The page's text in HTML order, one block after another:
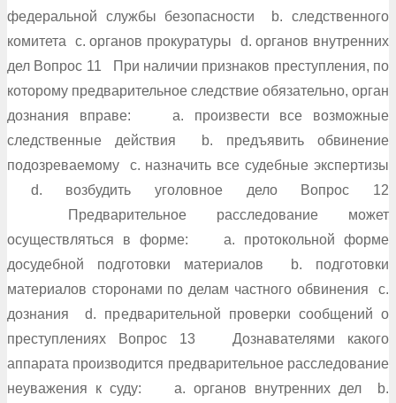
федеральной службы безопасности b. следственного
комитета c. органов прокуратуры d. органов внутренних
дел Вопрос 11 При наличии признаков преступления, по
которому предварительное следствие обязательно, орган
дознания вправе: a. произвести все возможные
следственные действия b. предъявить обвинение
подозреваемому c. назначить все судебные экспертизы
d. возбудить уголовное дело Вопрос 12
Предварительное расследование может
осуществляться в форме: a. протокольной форме
досудебной подготовки материалов b. подготовки
материалов сторонами по делам частного обвинения c.
дознания d. предварительной проверки сообщений о
преступлениях Вопрос 13 Дознавателями какого
аппарата производится предварительное расследование
неуважения к суду: a. органов внутренних дел b.